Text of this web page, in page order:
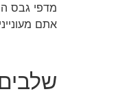
מדפי גבס
אתם